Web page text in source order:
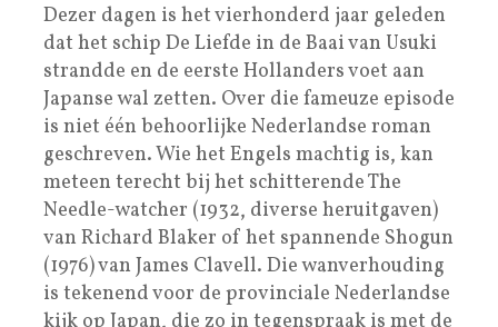
Dezer dagen is het vierhonderd jaar geleden
dat het schip De Liefde in de Baai van Usuki
strandde en de eerste Hollanders voet aan
Japanse wal zetten. Over die fameuze episode
is niet één behoorlijke Nederlandse roman
geschreven. Wie het Engels machtig is, kan
meteen terecht bij het schitterende The
Needle-watcher (1932, diverse heruitgaven)
van Richard Blaker of het spannende Shogun
(1976) van James Clavell. Die wanverhouding
is tekenend voor de provinciale Nederlandse